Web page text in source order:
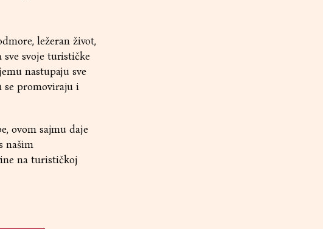
ležeran život,
svoje turističke
nastupaju sve
se promoviraju i
ovom sajmu daje
našim
na turističkoj